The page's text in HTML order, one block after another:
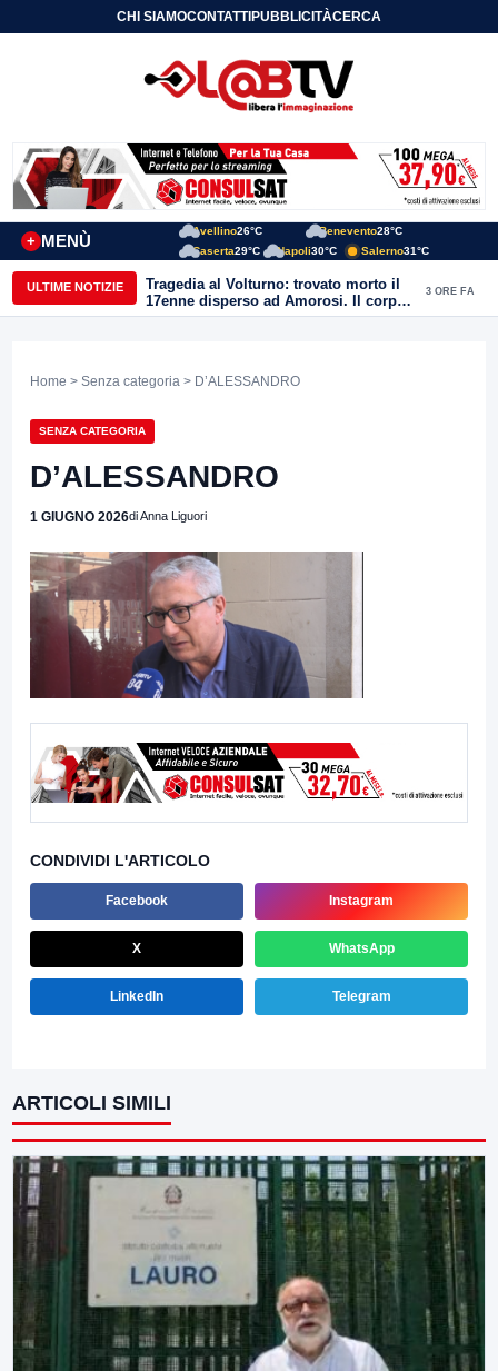
CHI SIAMOCONTATTIPUBBLICITÀCERCA
MENÙ
+
Avellino26°C Benevento28°C
Caserta29°C Napoli30°C Salerno31°C
ULTIME NOTIZIE
Tragedia al Volturno: trovato morto il
17enne disperso ad Amorosi. Il corpo
recuperato dai sommozzatori
3 ORE FA
Home > Senza categoria > D’ALESSANDRO
SENZA CATEGORIA
D’ALESSANDRO
1 GIUGNO 2026di Anna Liguori
CONDIVIDI L'ARTICOLO
Facebook Instagram
X WhatsApp
LinkedIn Telegram
ARTICOLI SIMILI